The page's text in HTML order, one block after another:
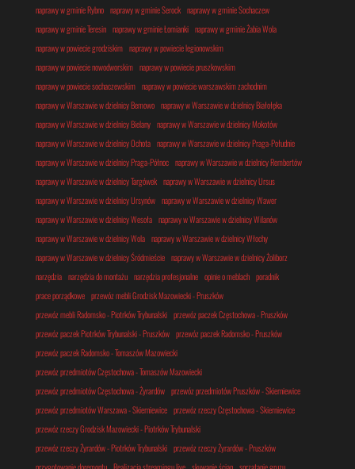
naprawy w gminie Rybno naprawy w gminie Serock naprawy w gminie Sochaczew
naprawy w gminie Teresin naprawy w gminie Łomianki naprawy w gminie Żabia Wola
naprawy w powiecie grodziskim naprawy w powiecie legionowskim
naprawy w powiecie nowodworskim naprawy w powiecie pruszkowskim
naprawy w powiecie sochaczewskim naprawy w powiecie warszawskim zachodnim
naprawy w Warszawie w dzielnicy Bemowo naprawy w Warszawie w dzielnicy Białołęka
naprawy w Warszawie w dzielnicy Bielany naprawy w Warszawie w dzielnicy Mokotów
naprawy w Warszawie w dzielnicy Ochota naprawy w Warszawie w dzielnicy Praga-Południe
naprawy w Warszawie w dzielnicy Praga-Północ naprawy w Warszawie w dzielnicy Rembertów
naprawy w Warszawie w dzielnicy Targówek naprawy w Warszawie w dzielnicy Ursus
naprawy w Warszawie w dzielnicy Ursynów naprawy w Warszawie w dzielnicy Wawer
naprawy w Warszawie w dzielnicy Wesoła naprawy w Warszawie w dzielnicy Wilanów
naprawy w Warszawie w dzielnicy Wola naprawy w Warszawie w dzielnicy Włochy
naprawy w Warszawie w dzielnicy Śródmieście naprawy w Warszawie w dzielnicy Żoliborz
narzędzia narzędzia do montażu narzędzia profesjonalne opinie o meblach poradnik
prace porządkowe przewóz mebli Grodzisk Mazowiecki - Pruszków
przewóz mebli Radomsko - Piotrków Trybunalski przewóz paczek Częstochowa - Pruszków
przewóz paczek Piotrków Trybunalski - Pruszków przewóz paczek Radomsko - Pruszków
przewóz paczek Radomsko - Tomaszów Mazowiecki
przewóz przedmiotów Częstochowa - Tomaszów Mazowiecki
przewóz przedmiotów Częstochowa - Żyrardów przewóz przedmiotów Pruszków - Skierniewice
przewóz przedmiotów Warszawa - Skierniewice przewóz rzeczy Częstochowa - Skierniewice
przewóz rzeczy Grodzisk Mazowiecki - Piotrków Trybunalski
przewóz rzeczy Żyrardów - Piotrków Trybunalski przewóz rzeczy Żyrardów - Pruszków